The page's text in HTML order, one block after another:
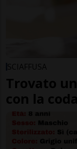
SCIAFFUSA
Trovato
con la